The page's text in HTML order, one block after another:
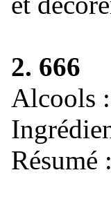
2. 666
Alcools
Résumé